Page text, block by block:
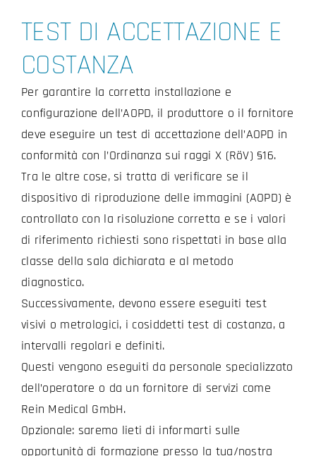
TEST DI ACCETTAZIONE E
COSTANZA
Per garantire la corretta installazione e
configurazione dell’AOPD, il produttore o il fornitore
deve eseguire un test di accettazione dell’AOPD in
conformità con l’Ordinanza sui raggi X (RöV) §16.
Tra le altre cose, si tratta di verificare se il
dispositivo di riproduzione delle immagini (AOPD) è
controllato con la risoluzione corretta e se i valori
di riferimento richiesti sono rispettati in base alla
classe della sala dichiarata e al metodo
diagnostico.
Successivamente, devono essere eseguiti test
visivi o metrologici, i cosiddetti test di costanza, a
intervalli regolari e definiti.
Questi vengono eseguiti da personale specializzato
dell’operatore o da un fornitore di servizi come
Rein Medical GmbH.
Opzionale: saremo lieti di informarti sulle
opportunità di formazione presso la tua/nostra